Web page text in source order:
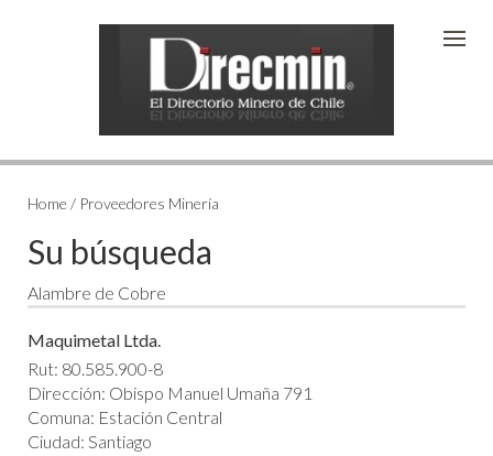
Home / Proveedores Minería
Su búsqueda
Alambre de Cobre
Maquimetal Ltda.
Rut: 80.585.900-8
Dirección: Obispo Manuel Umaña 791
Comuna: Estación Central
Ciudad: Santiago